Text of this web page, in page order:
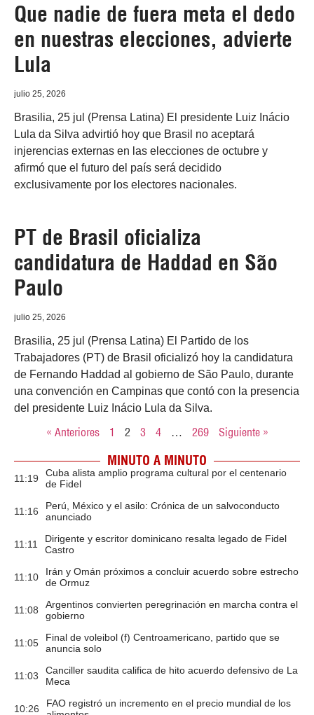
Que nadie de fuera meta el dedo
en nuestras elecciones, advierte
Lula
julio 25, 2026
Brasilia, 25 jul (Prensa Latina) El presidente Luiz Inácio
Lula da Silva advirtió hoy que Brasil no aceptará
injerencias externas en las elecciones de octubre y
afirmó que el futuro del país será decidido
exclusivamente por los electores nacionales.
PT de Brasil oficializa
candidatura de Haddad en São
Paulo
julio 25, 2026
Brasilia, 25 jul (Prensa Latina) El Partido de los
Trabajadores (PT) de Brasil oficializó hoy la candidatura
de Fernando Haddad al gobierno de São Paulo, durante
una convención en Campinas que contó con la presencia
del presidente Luiz Inácio Lula da Silva.
« Anteriores 1 2 3 4 … 269 Siguiente »
MINUTO A MINUTO
11:19
Cuba alista amplio programa cultural por el centenario
de Fidel
11:16
Perú, México y el asilo: Crónica de un salvoconducto
anunciado
11:11
Dirigente y escritor dominicano resalta legado de Fidel
Castro
11:10
Irán y Omán próximos a concluir acuerdo sobre estrecho
de Ormuz
11:08
Argentinos convierten peregrinación en marcha contra el
gobierno
11:05
Final de voleibol (f) Centroamericano, partido que se
anuncia solo
11:03
Canciller saudita califica de hito acuerdo defensivo de La
Meca
10:26
FAO registró un incremento en el precio mundial de los